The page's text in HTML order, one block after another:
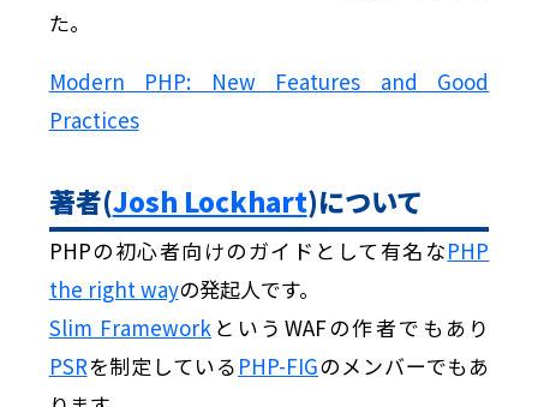
た。
Modern PHP: New Features and Good
Practices
著者(Josh Lockhart)について
PHPの初心者向けのガイドとして有名なPHP
the right wayの発起人です。
Slim Framework というWAFの作者でもあり
PSRを制定している PHP-FIGのメンバーでもあ